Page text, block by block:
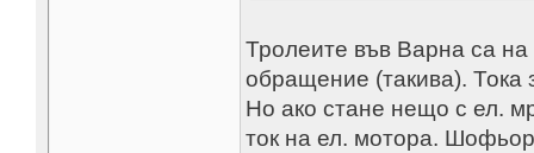
Тролеите във Варна са на
обращение (такива). Тока
Но ако стане нещо с ел.
ток на ел. мотора.